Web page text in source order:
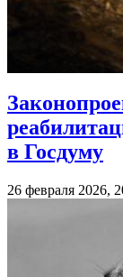
в Госдуму
26 февраля 2026,